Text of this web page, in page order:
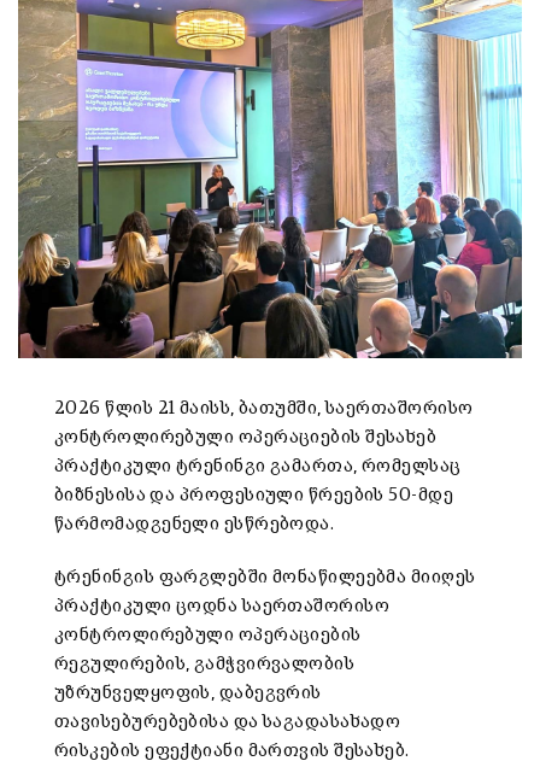
2026 წლის 21 მაისს, ბათუმში, საერთაშორისო
კონტროლირებული ოპერაციების შესახებ
პრაქტიკული ტრენინგი გამართა, რომელსაც
ბიზნესისა და პროფესიული წრეების 50-მდე
წარმომადგენელი ესწრებოდა.
ტრენინგის ფარგლებში მონაწილეებმა მიიღეს
პრაქტიკული ცოდნა საერთაშორისო
კონტროლირებული ოპერაციების
რეგულირების, გამჭვირვალობის
უზრუნველყოფის, დაბეგვრის
თავისებურებებისა და საგადასახადო
რისკების ეფექტიანი მართვის შესახებ.